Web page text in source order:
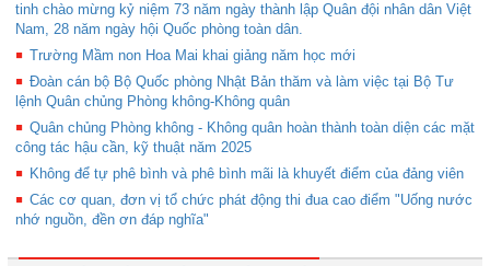
tinh chào mừng kỷ niệm 73 năm ngày thành lập Quân đội nhân dân Việt
Nam, 28 năm ngày hội Quốc phòng toàn dân.
Trường Mầm non Hoa Mai khai giảng năm học mới
Đoàn cán bộ Bộ Quốc phòng Nhật Bản thăm và làm việc tại Bộ Tư
lệnh Quân chủng Phòng không-Không quân
Quân chủng Phòng không - Không quân hoàn thành toàn diện các mặt
công tác hậu cần, kỹ thuật năm 2025
Không để tự phê bình và phê bình mãi là khuyết điểm của đảng viên
Các cơ quan, đơn vị tổ chức phát động thi đua cao điểm "Uống nước
nhớ nguồn, đền ơn đáp nghĩa"